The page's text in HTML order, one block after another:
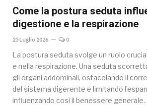
Come la postura seduta
digestione e la respirazione
25 Luglio 2026 0
La postura seduta svolge un ruolo
e nella respirazione. Una seduta
gli organi addominali, ostacolando il
del sistema digerente e limitando
influenzando così il benessere generale.